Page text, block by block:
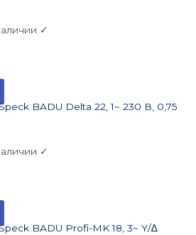
✓
BADU Delta 22, 1~ 230 В, 0,75
✓
BADU Profi-MK 18, 3~ Y/∆